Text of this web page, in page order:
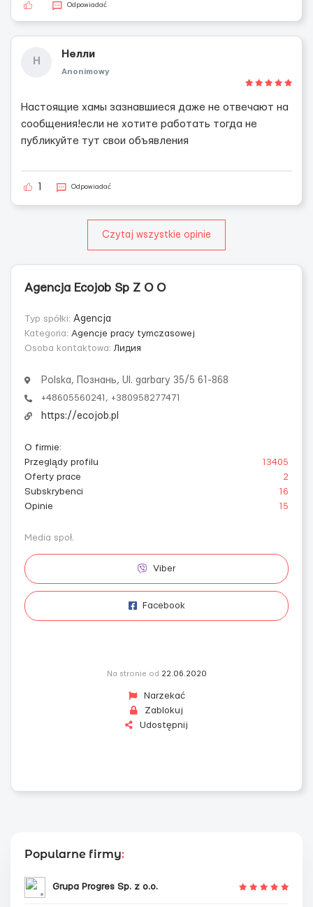
Odpowiadać
Н
Нелли
Anonimowy
Настоящие хамы зазнавшиеся даже не отвечают на
сообщения!если не хотите работать тогда не
публикуйте тут свои объявления
Odpowiadać
Czytaj wszystkie opinie
Agencja Ecojob Sp Z O O
Typ spółki: Agencja
Kategoria: Agencje pracy tymczasowej
Osoba kontaktowa: Лидия
Polska, Познань, Ul. garbary 35/5 61-868
+48605560241, +380958277471
https://ecojob.pl
O firmie:
Przeglądy profilu
13405
Oferty prace
2
Subskrybenci
16
Opinie
15
Media społ.
Viber
Facebook
Na stronie od 22.06.2020
Narzekać
Zablokuj
Udostępnij
Popularne firmy:
Grupa Progres Sp. z o.o.